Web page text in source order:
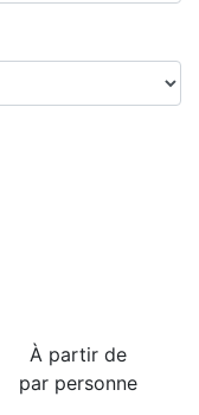
À partir de
par personne